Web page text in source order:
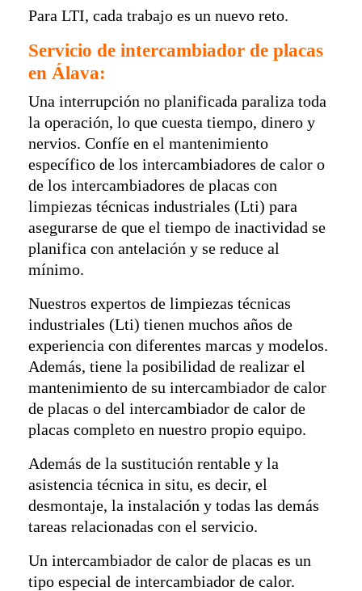
Para LTI, cada trabajo es un nuevo reto.
Servicio de intercambiador de placas
en Álava:
Una interrupción no planificada paraliza toda
la operación, lo que cuesta tiempo, dinero y
nervios. Confíe en el mantenimiento
específico de los intercambiadores de calor o
de los intercambiadores de placas con
limpiezas técnicas industriales (Lti) para
asegurarse de que el tiempo de inactividad se
planifica con antelación y se reduce al
mínimo.
Nuestros expertos de limpiezas técnicas
industriales (Lti) tienen muchos años de
experiencia con diferentes marcas y modelos.
Además, tiene la posibilidad de realizar el
mantenimiento de su intercambiador de calor
de placas o del intercambiador de calor de
placas completo en nuestro propio equipo.
Además de la sustitución rentable y la
asistencia técnica in situ, es decir, el
desmontaje, la instalación y todas las demás
tareas relacionadas con el servicio.
Un intercambiador de calor de placas es un
tipo especial de intercambiador de calor.